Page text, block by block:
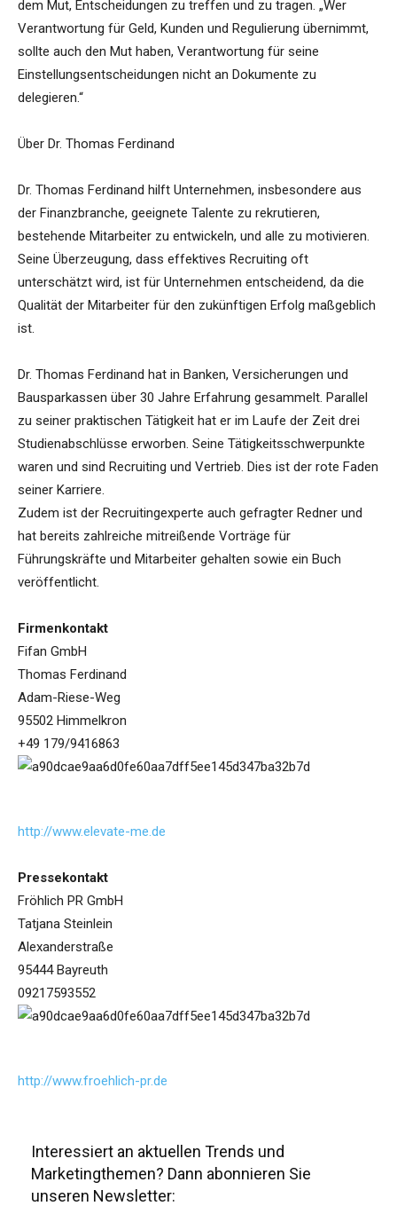
dem Mut, Entscheidungen zu treffen und zu tragen. „Wer
Verantwortung für Geld, Kunden und Regulierung übernimmt,
sollte auch den Mut haben, Verantwortung für seine
Einstellungsentscheidungen nicht an Dokumente zu
delegieren.“
Über Dr. Thomas Ferdinand
Dr. Thomas Ferdinand hilft Unternehmen, insbesondere aus
der Finanzbranche, geeignete Talente zu rekrutieren,
bestehende Mitarbeiter zu entwickeln, und alle zu motivieren.
Seine Überzeugung, dass effektives Recruiting oft
unterschätzt wird, ist für Unternehmen entscheidend, da die
Qualität der Mitarbeiter für den zukünftigen Erfolg maßgeblich
ist.
Dr. Thomas Ferdinand hat in Banken, Versicherungen und
Bausparkassen über 30 Jahre Erfahrung gesammelt. Parallel
zu seiner praktischen Tätigkeit hat er im Laufe der Zeit drei
Studienabschlüsse erworben. Seine Tätigkeitsschwerpunkte
waren und sind Recruiting und Vertrieb. Dies ist der rote Faden
seiner Karriere.
Zudem ist der Recruitingexperte auch gefragter Redner und
hat bereits zahlreiche mitreißende Vorträge für
Führungskräfte und Mitarbeiter gehalten sowie ein Buch
veröffentlicht.
Firmenkontakt
Fifan GmbH
Thomas Ferdinand
Adam-Riese-Weg
95502 Himmelkron
+49 179/9416863
http://www.elevate-me.de
Pressekontakt
Fröhlich PR GmbH
Tatjana Steinlein
Alexanderstraße
95444 Bayreuth
09217593552
http://www.froehlich-pr.de
Interessiert an aktuellen Trends und
Marketingthemen? Dann abonnieren Sie
unseren Newsletter: